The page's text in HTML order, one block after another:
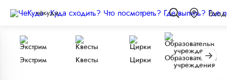
чёкуда Вход
Экстрим Квесты Цирки
Образовательные
учреждения